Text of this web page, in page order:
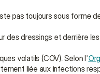
pas toujours sous forme
des dressings et derrière
volatils (COV). Selon l'
liée aux infections